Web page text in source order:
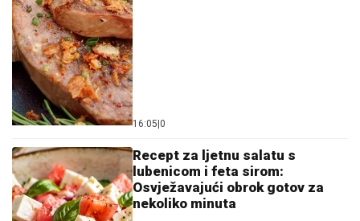
16:05 0
Recept za ljetnu salatu s
lubenicom i feta sirom:
Osvježavajući obrok gotov za
nekoliko minuta